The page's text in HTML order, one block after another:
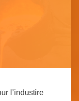
l’industire